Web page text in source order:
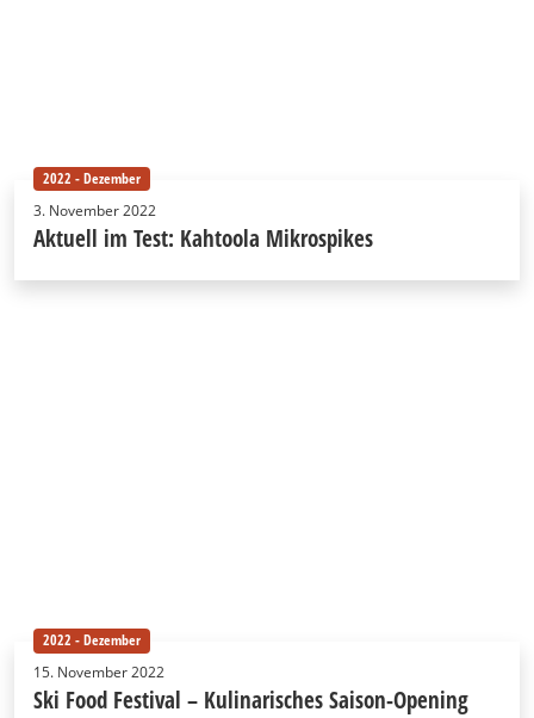
2022 - Dezember
3. November 2022
Aktuell im Test: Kahtoola Mikrospikes
2022 - Dezember
15. November 2022
Ski Food Festival – Kulinarisches Saison-Opening